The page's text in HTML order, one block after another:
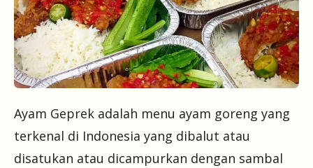
Ayam Geprek adalah menu ayam goreng yang
terkenal di Indonesia yang dibalut atau
disatukan atau dicampurkan dengan sambal